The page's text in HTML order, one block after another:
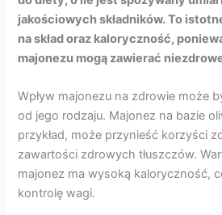
jakościowych składników. To
na skład oraz kaloryczność,
majonezu mogą zawierać
Wpływ majonezu na zdrowie może
od jego rodzaju. Majonez na bazie
przykład, może przynieść korzyści
zawartości zdrowych tłuszczów.
majonez ma wysoką kaloryczność,
kontrolę wagi.